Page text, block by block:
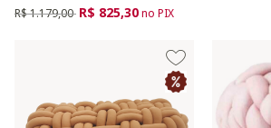
Preço reduzido de
R$ 1.179,00 para
R$ 825,30no PIX